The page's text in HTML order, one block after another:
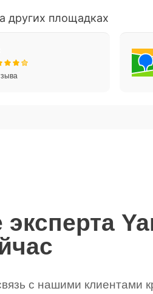
других площадках
с нашими клиентами